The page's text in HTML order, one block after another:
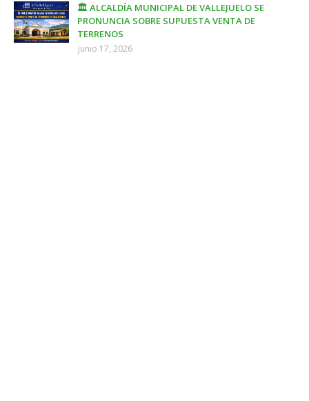
🏛️ ALCALDÍA MUNICIPAL DE VALLEJUELO SE
PRONUNCIA SOBRE SUPUESTA VENTA DE
TERRENOS
junio 17, 2026